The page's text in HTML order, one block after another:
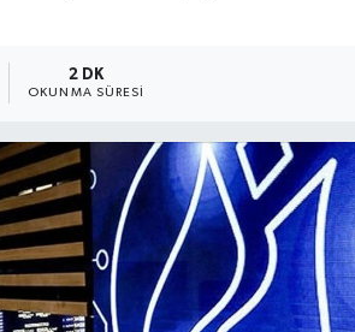
2 DK
OKUNMA SÜRESI